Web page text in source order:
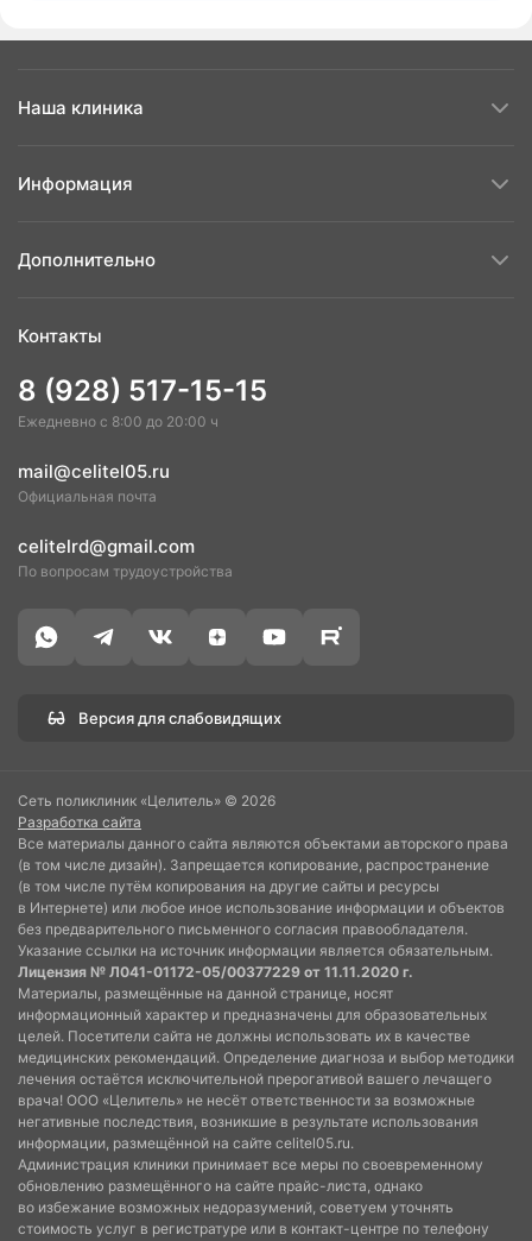
Наша клиника
Информация
Дополнительно
Контакты
8 (928) 517-15-15
Ежедневно с 8:00 до 20:00 ч
mail@celitel05.ru
Официальная почта
celitelrd@gmail.com
По вопросам трудоустройства
Версия для слабовидящих
Сеть поликлиник «Целитель» © 2026
Разработка сайта
Все материалы данного сайта являются объектами авторского права
(в том числе дизайн). Запрещается копирование, распространение
(в том числе путём копирования на другие сайты и ресурсы
в Интернете) или любое иное использование информации и объектов
без предварительного письменного согласия правообладателя.
Указание ссылки на источник информации является обязательным.
Лицензия № Л041-01172-05/00377229 от 11.11.2020 г.
Материалы, размещённые на данной странице, носят
информационный характер и предназначены для образовательных
целей. Посетители сайта не должны использовать их в качестве
медицинских рекомендаций. Определение диагноза и выбор методики
лечения остаётся исключительной прерогативой вашего лечащего
врача! ООО «Целитель» не несёт ответственности за возможные
негативные последствия, возникшие в результате использования
информации, размещённой на сайте celitel05.ru.
Администрация клиники принимает все меры по своевременному
обновлению размещённого на сайте прайс-листа, однако
во избежание возможных недоразумений, советуем уточнять
стоимость услуг в регистратуре или в контакт-центре по телефону